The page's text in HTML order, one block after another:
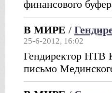
финансового
В МИРЕ /
25-6-2012, 16:02
Гендиректор НТВ
письмо